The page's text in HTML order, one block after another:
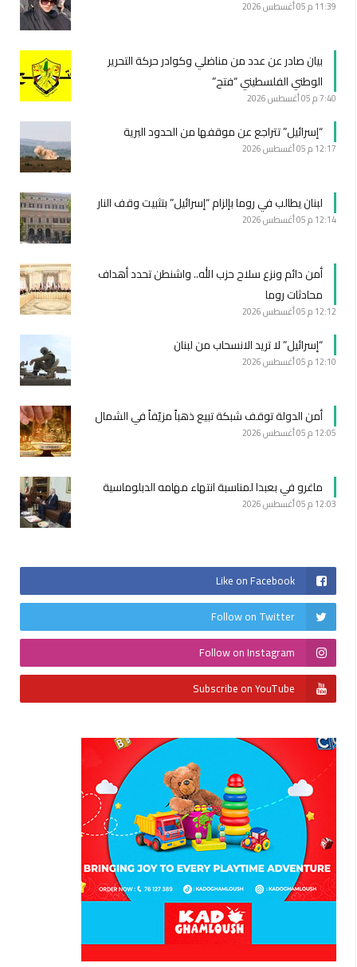
11:39 م 05 أغسطس 2026
بيان صادر عن عدد من مناضلي وكوادر حركة التحرير
الوطني الفلسطيني “فتح”
7:40 م 05 أغسطس 2026
“إسرائيل” تتراجع عن موقفها من الحدود البرية
12:17 م 05 أغسطس 2026
لبنان يطالب في روما بإلزام “إسرائيل” بتثبيت وقف النار
12:14 م 05 أغسطس 2026
أمن دائم ونزع سلاح حزب الله.. واشنطن تحدد أهداف
محادثات روما
12:12 م 05 أغسطس 2026
“إسرائيل” لا تريد الانسحاب من لبنان
12:10 م 05 أغسطس 2026
أمن الدولة توقف شبكة تبيع ذهباً مزيّفاً في الشمال
12:05 م 05 أغسطس 2026
ماغرو في بعبدا لمناسبة انتهاء مهامه الدبلوماسية
12:03 م 05 أغسطس 2026
Like on Facebook
Follow on Twitter
Follow on Instagram
Subscribe on YouTube